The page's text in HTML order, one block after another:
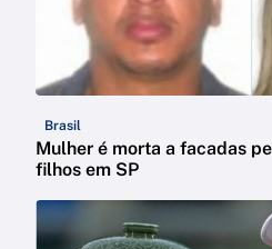
Brasil
Mulher é morta a facadas
filhos em SP